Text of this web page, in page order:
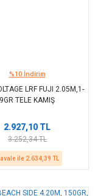
%10 İndirim
LRF FUJI 2.05M,1-
9GR TELE KAMIŞ
2.927,10 TL
3.252,34 TL
ile 2.634,39 TL